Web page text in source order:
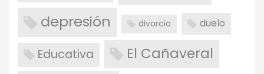
depresión divorcio duelo
Educativa El Cañaveral